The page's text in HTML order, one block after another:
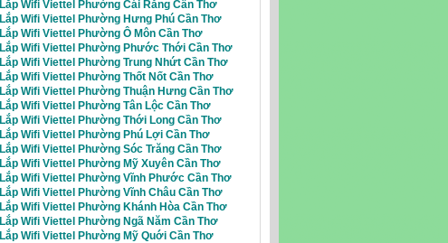
Lắp Wifi Viettel Phường Cái Răng Cần Thơ
Lắp Wifi Viettel Phường Hưng Phú Cần Thơ
Lắp Wifi Viettel Phường Ô Môn Cần Thơ
Lắp Wifi Viettel Phường Phước Thới Cần Thơ
Lắp Wifi Viettel Phường Trung Nhứt Cần Thơ
Lắp Wifi Viettel Phường Thốt Nốt Cần Thơ
Lắp Wifi Viettel Phường Thuận Hưng Cần Thơ
Lắp Wifi Viettel Phường Tân Lộc Cần Thơ
Lắp Wifi Viettel Phường Thới Long Cần Thơ
Lắp Wifi Viettel Phường Phú Lợi Cần Thơ
Lắp Wifi Viettel Phường Sóc Trăng Cần Thơ
Lắp Wifi Viettel Phường Mỹ Xuyên Cần Thơ
Lắp Wifi Viettel Phường Vĩnh Phước Cần Thơ
Lắp Wifi Viettel Phường Vĩnh Châu Cần Thơ
Lắp Wifi Viettel Phường Khánh Hòa Cần Thơ
Lắp Wifi Viettel Phường Ngã Năm Cần Thơ
Lắp Wifi Viettel Phường Mỹ Quới Cần Thơ